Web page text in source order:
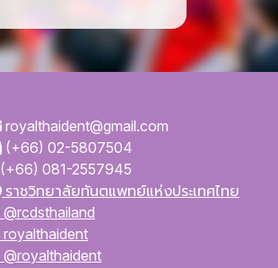
royalthaident@gmail.com
(+66) 02-5807504
(+66) 081-2557945
ราชวิทยาลัยทันตแพทย์แห่งประเทศไทย
@rcdsthailand
royalthaident
@royalthaident